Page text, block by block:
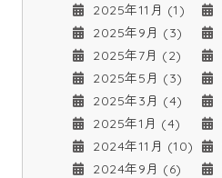
2025年11月 (1)
2025年9月 (3)
2025年7月 (2)
2025年5月 (3)
2025年3月 (4)
2025年1月 (4)
2024年11月 (10)
2024年9月 (6)